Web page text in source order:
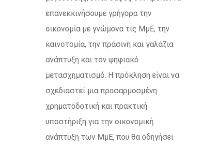
επανεκκινήσουμε γρήγορα την
οικονομία με γνώμονα τις ΜμΕ, την
καινοτομία, την πράσινη και γαλάζια
ανάπτυξη και τον ψηφιακό
μετασχηματισμό. Η πρόκληση είναι να
σχεδιαστεί μια προσαρμοσμένη
χρηματοδοτική και πρακτική
υποστήριξη για την οικονομική
ανάπτυξη των ΜμΕ, που θα οδηγήσει